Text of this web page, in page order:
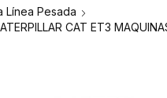
Línea Pesada
CAT ET3